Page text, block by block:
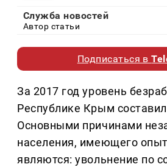
Служба новостей
Автор статьи
Подписаться в
За 2017 год уровень
Республике Крым
Основными причинами
населения, имеющего
являются: увольнение по